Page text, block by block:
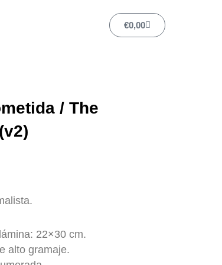
€0,00Carrito
/ The
22×30 cm.
alto gramaje.